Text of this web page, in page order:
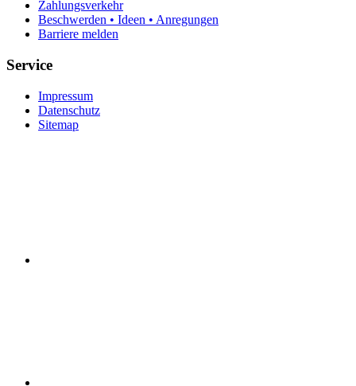
Zahlungsverkehr
Beschwerden • Ideen • Anregungen
Barriere melden
Service
Impressum
Datenschutz
Sitemap